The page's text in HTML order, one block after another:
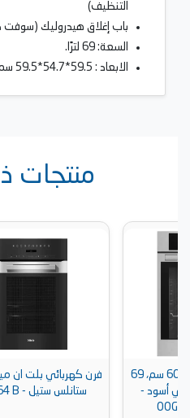
التنظيف)
باب إغلاق هيدروليك (سوفت
السعة: 69 لترًا.
الابعاد : 59.5*54.7*59.5 سم (العرض* العمق * الارتفاع)
منتجات
فرن كهربائي بلت ان ميلا، 76 لتر،
ستانلس ستيل - H 7264 B